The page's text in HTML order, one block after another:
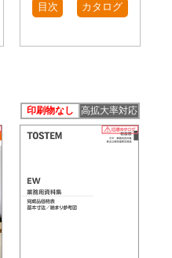
目次 カタログ
印刷物なし 高拡大率対応